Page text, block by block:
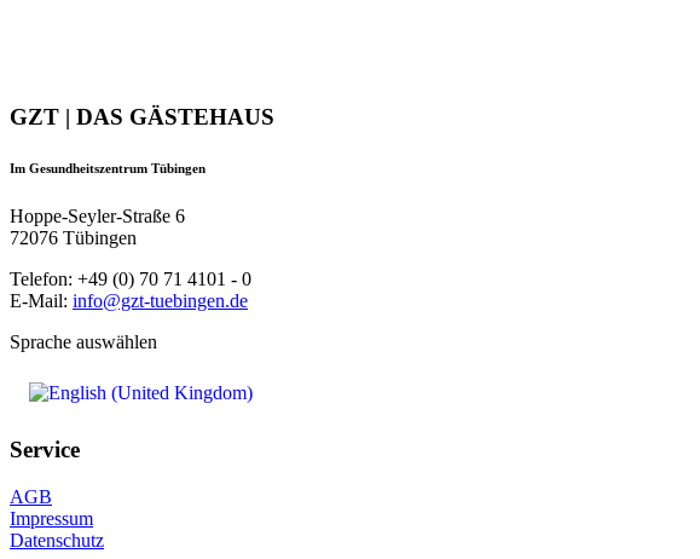
GZT | DAS GÄSTEHAUS
Im Gesundheitszentrum Tübingen
Hoppe-Seyler-Straße 6
72076 Tübingen
Telefon: +49 (0) 70 71 4101 - 0
E-Mail: info@gzt-tuebingen.de
Sprache auswählen
Service
AGB
Impressum
Datenschutz